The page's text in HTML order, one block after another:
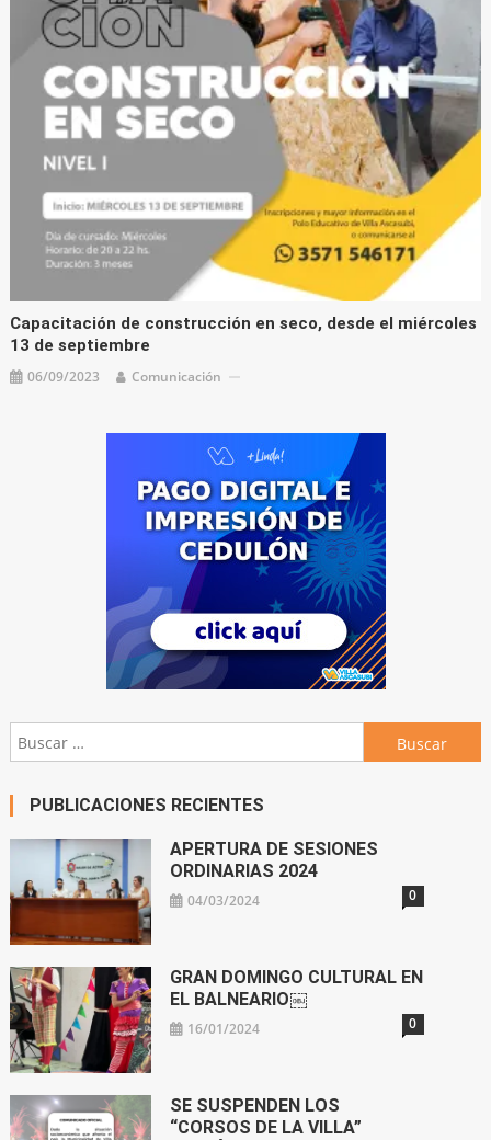
Capacitación de construcción en seco, desde el miércoles
13 de septiembre
06/09/2023 Comunicación
Buscar:
PUBLICACIONES RECIENTES
APERTURA DE SESIONES
ORDINARIAS 2024
04/03/2024 0
GRAN DOMINGO CULTURAL EN
EL BALNEARIO￼
16/01/2024 0
SE SUSPENDEN LOS
“CORSOS DE LA VILLA”